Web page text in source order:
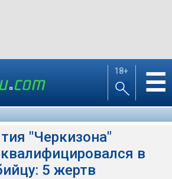
18+ ☰
"Черкизона"
в
5 жертв